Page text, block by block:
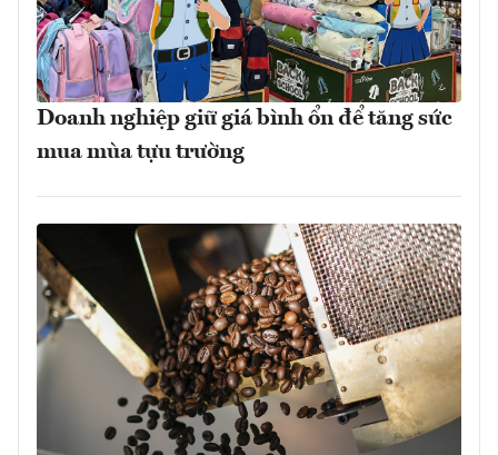
Doanh nghiệp giữ giá bình ổn để tăng sức
mua mùa tựu trường